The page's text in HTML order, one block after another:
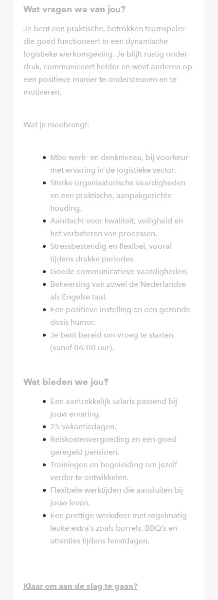
Wat vragen we van jou?
Je bent een praktische, betrokken teamspeler
die goed functioneert in een dynamische
logistieke werkomgeving. Je blijft rustig onder
druk, communiceert helder en weet anderen op
een positieve manier te ondersteunen en te
motiveren.
Wat je meebrengt:
Mbo werk- en denkniveau, bij voorkeur
met ervaring in de logistieke sector.
Sterke organisatorische vaardigheden
en een praktische, aanpakgerichte
houding.
Aandacht voor kwaliteit, veiligheid en
het verbeteren van processen.
Stressbestendig en flexibel, vooral
tijdens drukke periodes
Goede communicatieve vaardigheden.
Beheersing van zowel de Nederlandse
als Engelse taal.
Een positieve instelling en een gezonde
dosis humor.
Je bent bereid om vroeg te starten
(vanaf 06:00 uur).
Wat bieden we jou?
Een aantrekkelijk salaris passend bij
jouw ervaring.
25 vakantiedagen.
Reiskostenvergoeding en een goed
geregeld pensioen.
Trainingen en begeleiding om jezelf
verder te ontwikkelen.
Flexibele werktijden die aansluiten bij
jouw leven.
Een prettige werksfeer met regelmatig
leuke extra’s zoals borrels, BBQ’s en
attenties tijdens feestdagen.
Klaar om aan de slag te gaan?